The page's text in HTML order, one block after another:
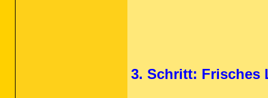
3. Schritt: Frisches